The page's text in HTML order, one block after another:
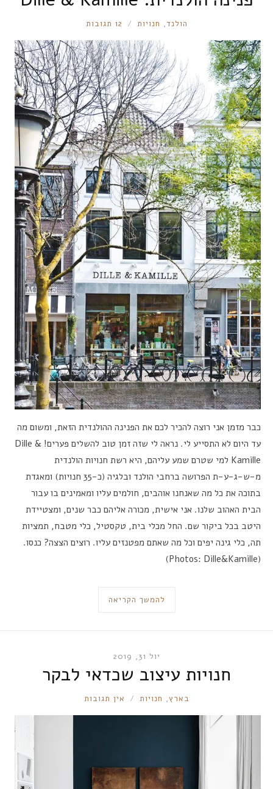
RONNIE
הולנד, חנויות 12 תגובות
כבר מזמן אני רוצה להכיר לכם את הפנינה ההולנדית הזאת, ומשום מה
עד היום לא התסייע לי. נראה לי שזה זמן טוב להשלים פערים! Dille &
Kamille למי שטרם שמע עליהם, היא רשת חנויות הולנדית
מ-ש-ג-ע-ת הפרושה ברחבי הולנד ובלגיה (כ-35 חנויות) ומאגדת
בתוכה את כל מה שאנחנו אוהבים, חולמים עליו ומאמינים בו עבור
הבית האהוב שלנו. אני אישית, מכורה אליהם כבר שנים, ומצטיידת
היטב בכל ביקור שם. החל מכלי בית, טקסטיל, כלי מטבח, תמציות
תה, כלי גינה יפים וכל מה שאתם מפטנזים עליו. רוצים הצצה? כנסו.
(Photos: Dille&Kamille)
להמשך הקריאה
יול 31, 2019
חנויות עיצוב שכדאי לבקר
RONNIE
בארץ, חנויות אין תגובות